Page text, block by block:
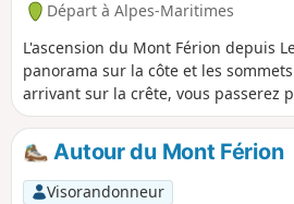
permettent de raccourcir le tracé si
Départ à Alpes-Maritimes
L'ascension du Mont Férion depuis
panorama sur la côte et les
arrivant sur la crête, vous passerez
Saint-Michel-des-Cèdres au cœur
conifères. L'arrivée au sommet
paysage côté Paillons et les
arbres.
Autour du Mont Férion
Visorandonneur